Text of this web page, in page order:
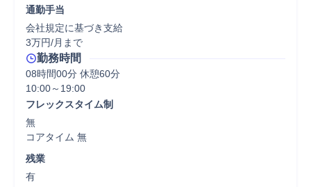
通勤手当
会社規定に基づき支給
3万円/月まで
勤務時間
08時間00分 休憩60分
フレックスタイム制
無
コアタイム 無
残業
有